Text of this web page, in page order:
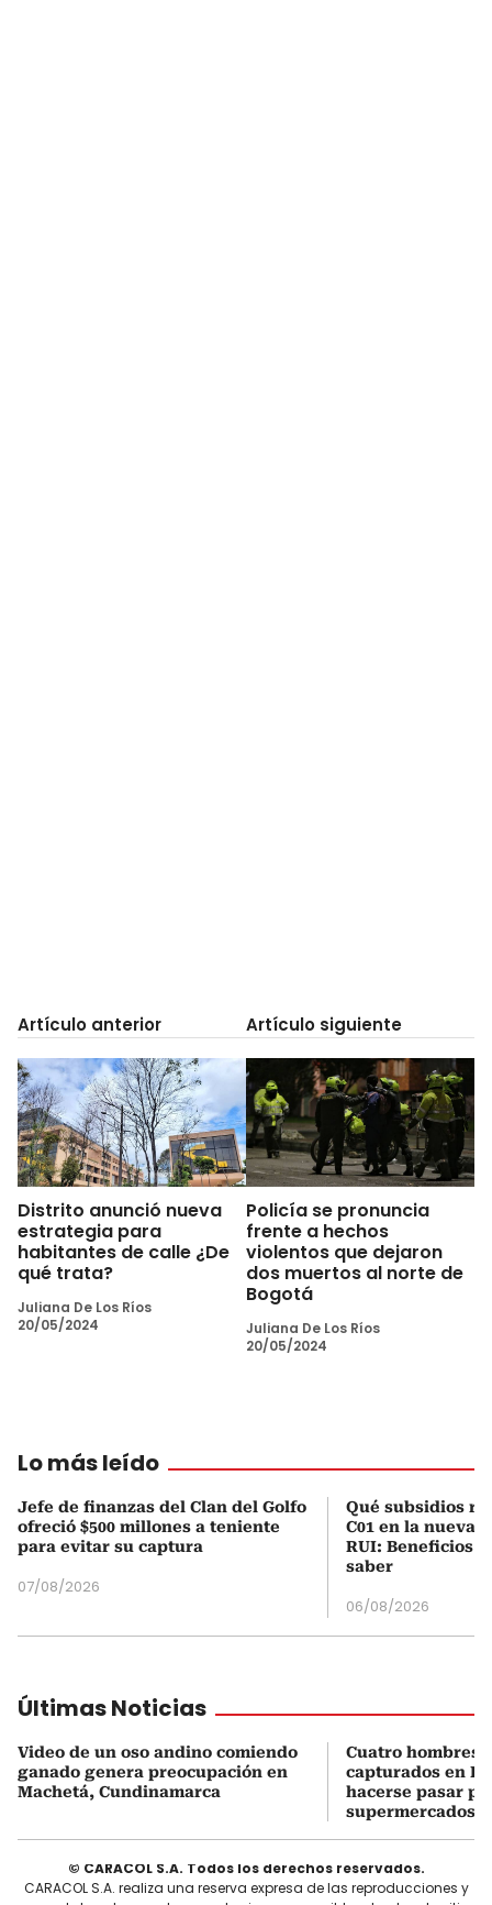
Artículo anterior
Distrito anunció nueva
estrategia para
habitantes de calle ¿De
qué trata?
Juliana De Los Ríos
20/05/2024
Artículo siguiente
Policía se pronuncia
frente a hechos
violentos que dejaron
dos muertos al norte de
Bogotá
Juliana De Los Ríos
20/05/2024
Lo más leído
Jefe de finanzas del Clan del Golfo
ofreció $500 millones a teniente
para evitar su captura
07/08/2026
Qué subsidios
C01 en la nueva
RUI: Beneficios
saber
06/08/2026
Últimas Noticias
Video de un oso andino comiendo
ganado genera preocupación en
Machetá, Cundinamarca
Cuatro hombres
capturados en
hacerse pasar
supermercados
© CARACOL S.A. Todos los derechos reservados.
CARACOL S.A. realiza una reserva expresa de las reproducciones y